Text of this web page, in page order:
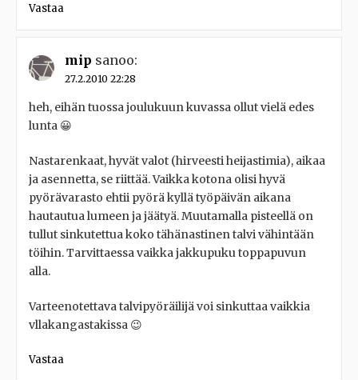
Vastaa
mip sanoo:
27.2.2010 22:28
heh, eihän tuossa joulukuun kuvassa ollut vielä edes
lunta 😀
Nastarenkaat, hyvät valot (hirveesti heijastimia), aikaa
ja asennetta, se riittää. Vaikka kotona olisi hyvä
pyörävarasto ehtii pyörä kyllä työpäivän aikana
hautautua lumeen ja jäätyä. Muutamalla pisteellä on
tullut sinkutettua koko tähänastinen talvi vähintään
töihin. Tarvittaessa vaikka jakkupuku toppapuvun
alla.
Varteenotettava talvipyöräilijä voi sinkuttaa vaikkia
vllakangastakissa 😉
Vastaa